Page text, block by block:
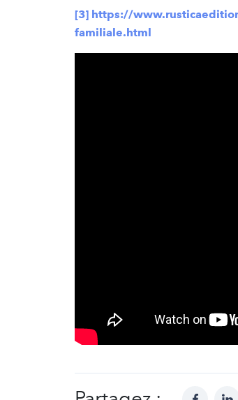
[3] https://
familiale.html
facebook